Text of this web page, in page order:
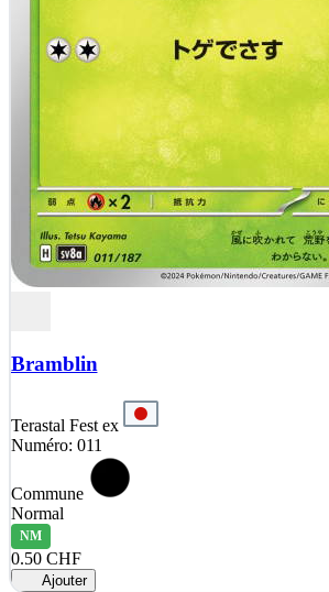
Bramblin
Terastal Fest ex
Numéro: 011
Commune
Normal
NM
0.50 CHF
Ajouter